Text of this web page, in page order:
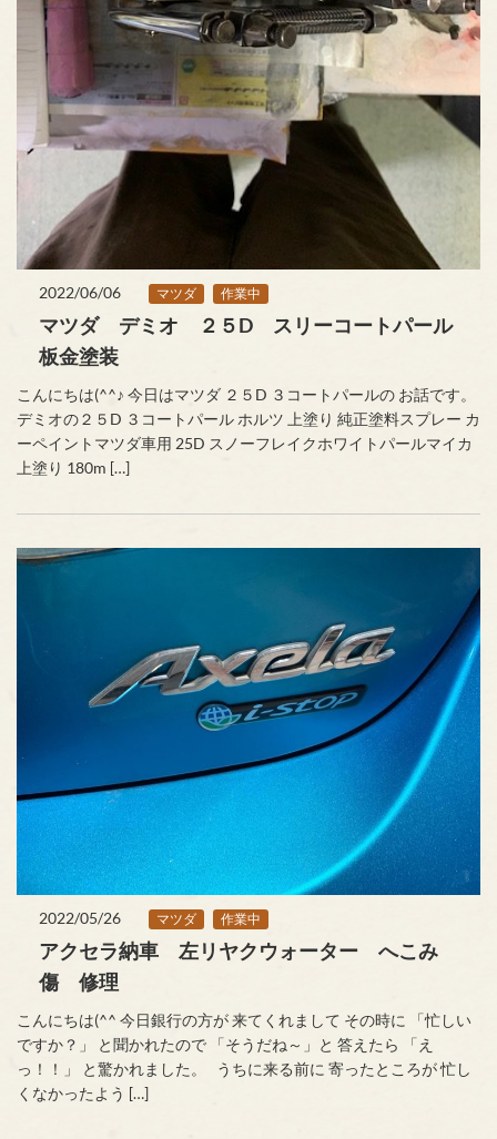
2022/06/06 マツダ 作業中
マツダ デミオ ２５D スリーコートパール
板金塗装
こんにちは(^^♪ 今日はマツダ ２５D ３コートパールの お話です。
デミオの２５D ３コートパール ホルツ 上塗り 純正塗料スプレー カ
ーペイントマツダ車用 25D スノーフレイクホワイトパールマイカ
上塗り 180m […]
2022/05/26 マツダ 作業中
アクセラ納車 左リヤクウォーター へこみ
傷 修理
こんにちは(^^ 今日銀行の方が 来てくれまして その時に 「忙しい
ですか？」 と聞かれたので 「そうだね～」と 答えたら 「え
っ！！」 と驚かれました。 うちに来る前に 寄ったところが 忙し
くなかったよう […]